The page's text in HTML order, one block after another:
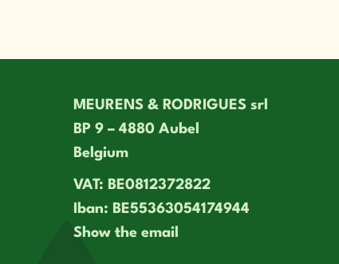
MEURENS & RODRIGUES srl
BP 9 – 4880 Aubel
Belgium
VAT: BE0812372822
Iban: BE55363054174944
Show the email